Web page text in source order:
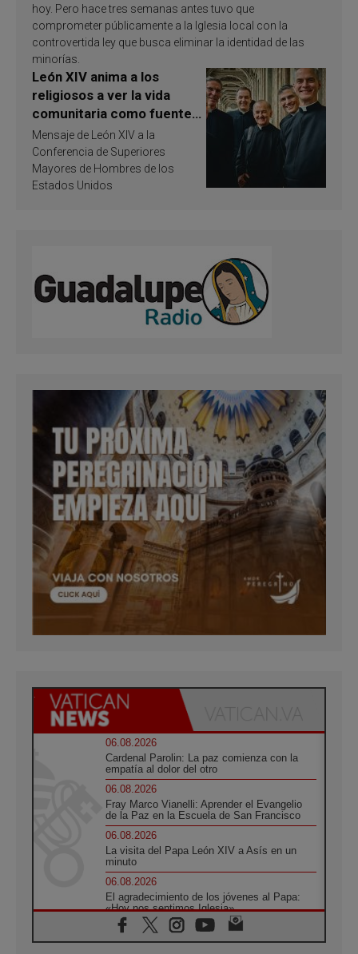
hoy. Pero hace tres semanas antes tuvo que
comprometer públicamente a la Iglesia local con la
controvertida ley que busca eliminar la identidad de las
minorías.
León XIV anima a los
religiosos a ver la vida
comunitaria como fuente
de inspiración y
santificación
Mensaje de León XIV a la
Conferencia de Superiores
Mayores de Hombres de los
Estados Unidos
06.08.2026
Cardenal Parolin: La paz comienza con la
empatía al dolor del otro
06.08.2026
Fray Marco Vianelli: Aprender el Evangelio
de la Paz en la Escuela de San Francisco
06.08.2026
La visita del Papa León XIV a Asís en un
minuto
06.08.2026
El agradecimiento de los jóvenes al Papa:
«Hoy nos sentimos Iglesia»
06.08.2026
Líbano: Reanudan los coloquios en Roma en